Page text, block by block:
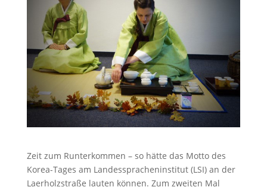
Zeit zum Runterkommen – so hätte das Motto des
Korea-Tages am Landesspracheninstitut (LSI) an der
Laerholzstraße lauten können. Zum zweiten Mal